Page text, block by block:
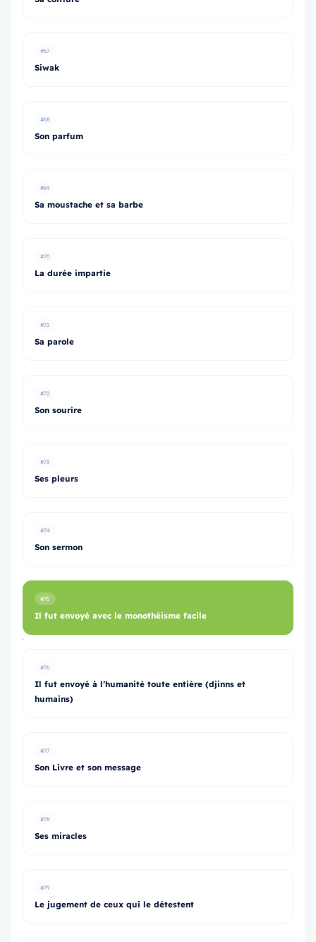
#67
Siwak
#68
Son parfum
#69
Sa moustache et sa barbe
#70
La durée impartie
#71
Sa parole
#72
Son sourire
#73
Ses pleurs
#74
Son sermon
#75
Il fut envoyé avec le monothéisme facile
#76
Il fut envoyé à l’humanité toute entière (djinns et
humains)
#77
Son Livre et son message
#78
Ses miracles
#79
Le jugement de ceux qui le détestent